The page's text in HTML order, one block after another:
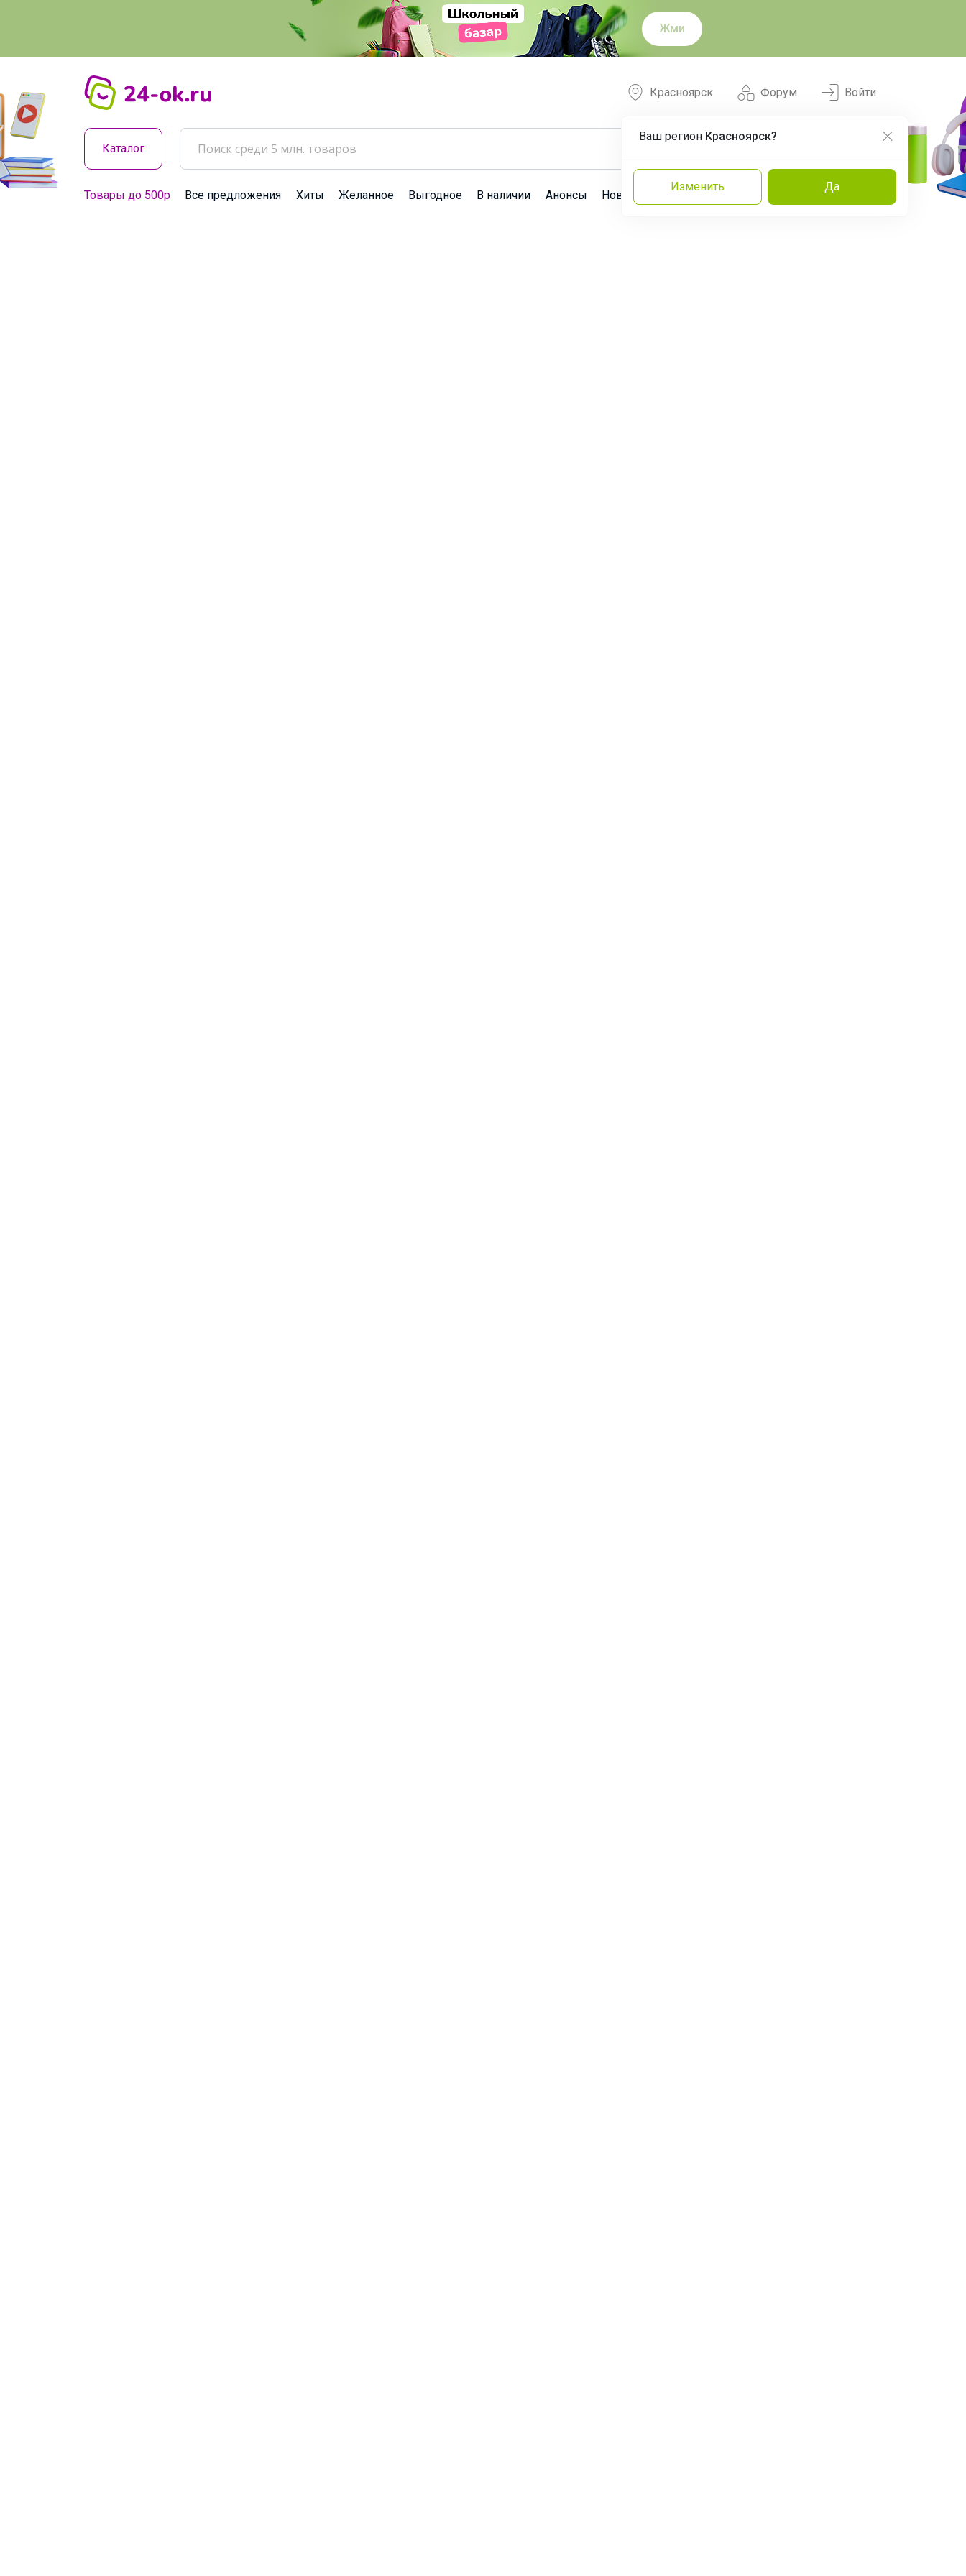
Жми
Форум
Красноярск
Ваш регион Красноярск?
Изменить Да
Войти
Каталог
Товары до 500р Все предложения Хиты Желанное Выгодное В наличии Анонсы Новости Команда Эксперты